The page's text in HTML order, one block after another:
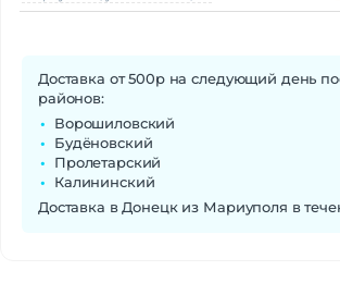
Доставка от 500р на следующий день
районов:
Ворошиловский
Будёновский
Пролетарский
Калининский
Доставка в Донецк из Мариуполя в